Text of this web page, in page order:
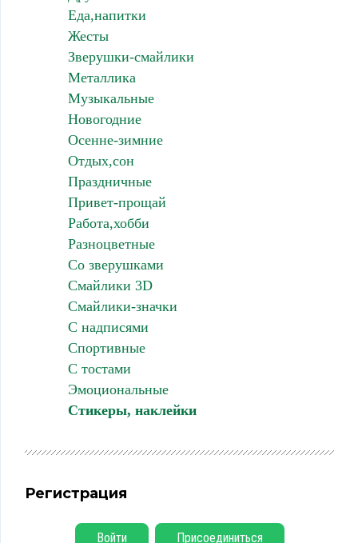
Еда,напитки
Жесты
Зверушки-смайлики
Металлика
Музыкальные
Новогодние
Осенне-зимние
Отдых,сон
Праздничные
Привет-прощай
Работа,хобби
Разноцветные
Со зверушками
Смайлики 3D
Смайлики-значки
С надписями
Спортивные
С тостами
Эмоциональные
Стикеры, наклейки
Регистрация
Войти Присоединиться